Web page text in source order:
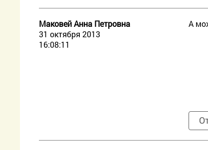
Маковей Анна Петровна
31 октября 2013
16:08:11
А